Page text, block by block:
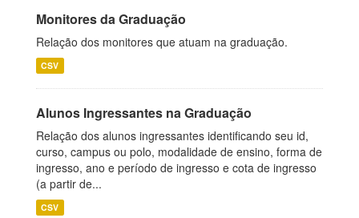
Monitores da Graduação
Relação dos monitores que atuam na graduação.
CSV
Alunos Ingressantes na Graduação
Relação dos alunos ingressantes identificando seu id,
curso, campus ou polo, modalidade de ensino, forma de
ingresso, ano e período de ingresso e cota de ingresso
(a partir de...
CSV